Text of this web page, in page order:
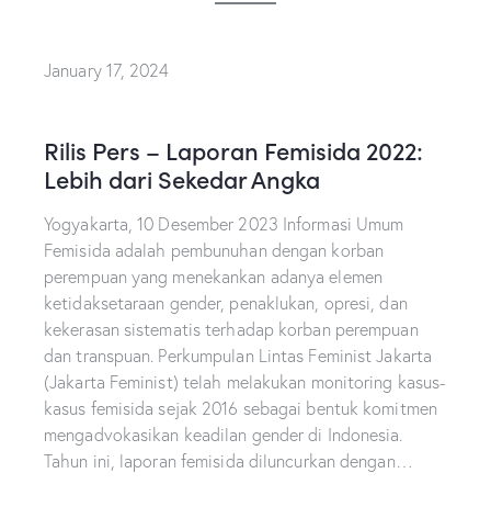
January 17, 2024
Rilis Pers – Laporan Femisida 2022:
Lebih dari Sekedar Angka
Yogyakarta, 10 Desember 2023 Informasi Umum
Femisida adalah pembunuhan dengan korban
perempuan yang menekankan adanya elemen
ketidaksetaraan gender, penaklukan, opresi, dan
kekerasan sistematis terhadap korban perempuan
dan transpuan. Perkumpulan Lintas Feminist Jakarta
(Jakarta Feminist) telah melakukan monitoring kasus-
kasus femisida sejak 2016 sebagai bentuk komitmen
mengadvokasikan keadilan gender di Indonesia.
Tahun ini, laporan femisida diluncurkan dengan…